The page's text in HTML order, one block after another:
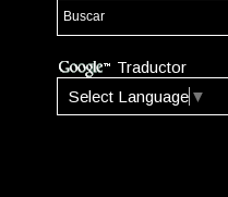
Traductor
Select Language ▼